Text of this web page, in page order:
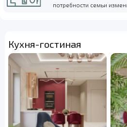
потребности семьи
Кухня-гостиная